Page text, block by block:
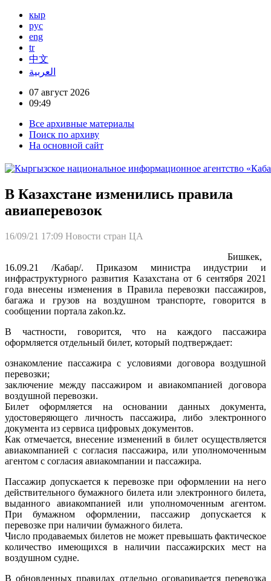
кыр
рус
eng
tr
中文
العربية
07 август 2026
09:49
Все архивные материалы
Поиск по архиву
На основной сайт
В Казахстане изменились правила
авиаперевозок
16/09/21 17:09 Новости стран ЦА
Бишкек,
16.09.21 /Кабар/. Приказом министра индустрии и
инфраструктурного развития Казахстана от 6 сентября 2021
года внесены изменения в Правила перевозки пассажиров,
багажа и грузов на воздушном транспорте, говорится в
сообщении портала zakon.kz.
В частности, говорится, что на каждого пассажира
оформляется отдельный билет, который подтверждает:
ознакомление пассажира с условиями договора воздушной
перевозки;
заключение между пассажиром и авиакомпанией договора
воздушной перевозки.
Билет оформляется на основании данных документа,
удостоверяющего личность пассажира, либо электронного
документа из сервиса цифровых документов.
Как отмечается, внесение изменений в билет осуществляется
авиакомпанией с согласия пассажира, или уполномоченным
агентом с согласия авиакомпании и пассажира.
Пассажир допускается к перевозке при оформлении на него
действительного бумажного билета или электронного билета,
выданного авиакомпанией или уполномоченным агентом.
При бумажном оформлении, пассажир допускается к
перевозке при наличии бумажного билета.
Число продаваемых билетов не может превышать фактическое
количество имеющихся в наличии пассажирских мест на
воздушном судне.
В обновленных правилах отдельно оговаривается перевозка